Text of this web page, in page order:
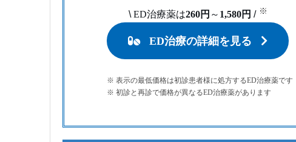
\ED治療薬は260円 ～ 1,580円 / ※
ED治療の詳細を見る
※ 表示の最低価格は初診患者様に処方するED治療薬です
※ 初診と再診で価格が異なるED治療薬があります